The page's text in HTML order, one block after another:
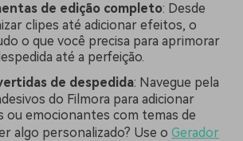
de edição completo: Desde
clipes até adicionar efeitos, o
o que você precisa para aprimorar
até a perfeição.
de despedida: Navegue pela
do Filmora para adicionar
ou emocionantes com temas de
algo personalizado? Use o Gerador